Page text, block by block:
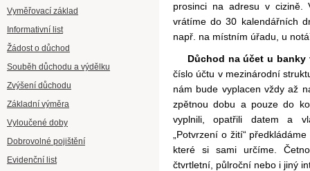
Vyměřovací základ
Informativní list
Žádost o důchod
Souběh důchodu a výdělku
Zvýšení důchodu
Základní výměra
Vyloučené doby
Dobrovolné pojištění
Evidenční list
prosinci na adresu v cizině.
vrátíme do 30 kalendářních
např. na místním úřadu, u
Důchod na účet u banky
číslo účtu v mezinárodní
nám bude vyplacen vždy až
zpětnou dobu a pouze do
vyplnili, opatřili datem a
„Potvrzení o žití“
které si sami určíme.
čtvrtletní, půlroční nebo i jiný